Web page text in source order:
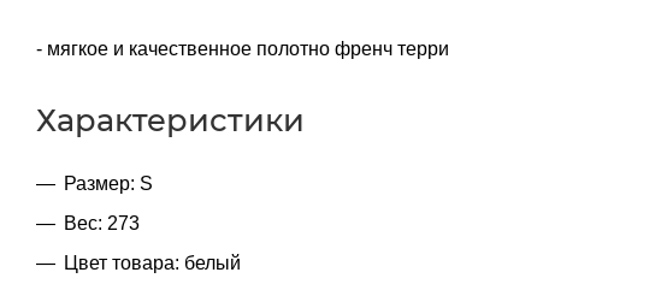
- мягкое и качественное полотно френч терри
Характеристики
Размер: S
Вес: 273
Цвет товара: белый